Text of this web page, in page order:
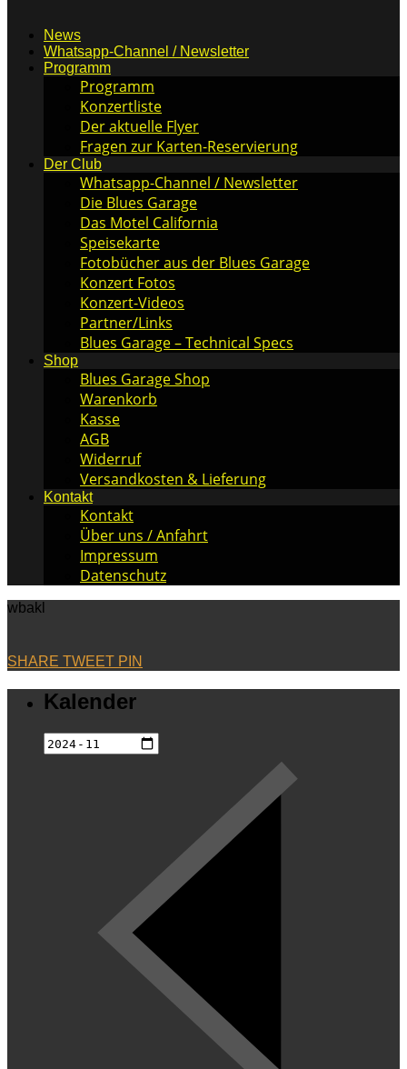
News
Whatsapp-Channel / Newsletter
Programm
Programm
Konzertliste
Der aktuelle Flyer
Fragen zur Karten-Reservierung
Der Club
Whatsapp-Channel / Newsletter
Die Blues Garage
Das Motel California
Speisekarte
Fotobücher aus der Blues Garage
Konzert Fotos
Konzert-Videos
Partner/Links
Blues Garage – Technical Specs
Shop
Blues Garage Shop
Warenkorb
Kasse
AGB
Widerruf
Versandkosten & Lieferung
Kontakt
Kontakt
Über uns / Anfahrt
Impressum
Datenschutz
wbakl
SHARE TWEET PIN
Kalender